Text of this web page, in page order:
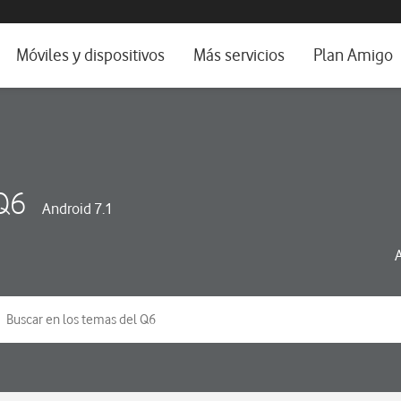
e idioma
Móviles y dispositivos Más servicios Plan Amigo
Android 7.1